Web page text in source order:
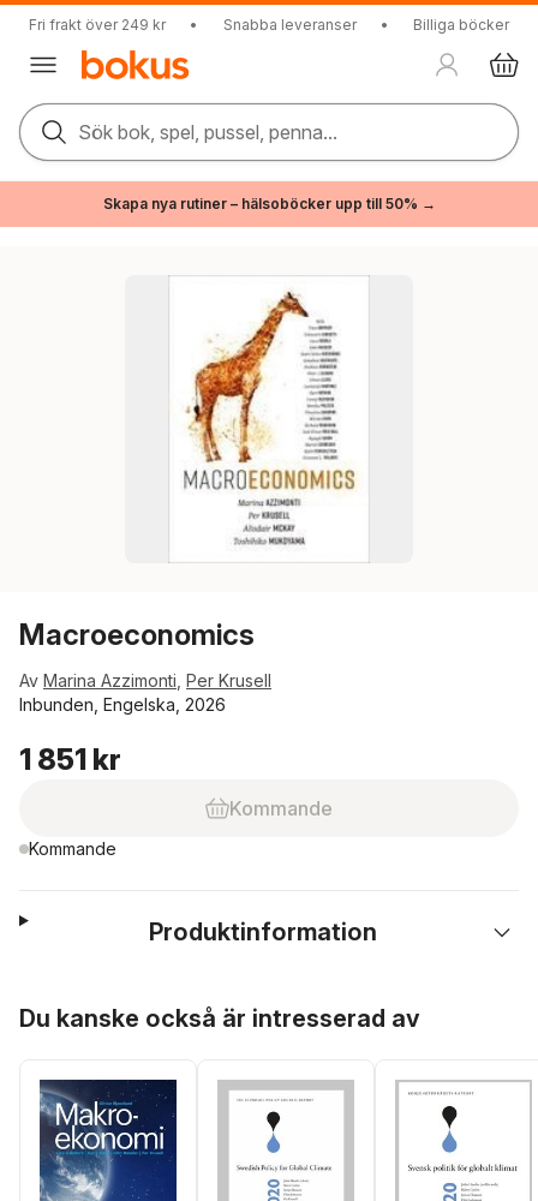
Fri frakt över 249 kr • Snabba leveranser • Billiga böcker
Sök bok, spel, pussel, penna...
Skapa nya rutiner – hälsoböcker upp till 50% →
Macroeconomics
Av Marina Azzimonti Per Krusell
Inbunden, Engelska, 2026
1 851 kr
Kommande
Kommande
Produktinformation
Du kanske också är intresserad av